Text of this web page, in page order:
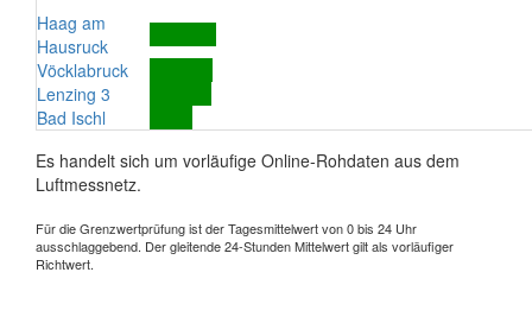
Haag am
Hausruck
Vöcklabruck
Lenzing 3
Bad Ischl
Es handelt sich um vorläufige Online-Rohdaten aus dem
Luftmessnetz.
Für die Grenzwertprüfung ist der Tagesmittelwert von 0 bis 24 Uhr
ausschlaggebend. Der gleitende 24-Stunden Mittelwert gilt als vorläufiger
Richtwert.